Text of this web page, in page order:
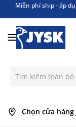
Miễn phí ship - áp
Chọn cửa hàng